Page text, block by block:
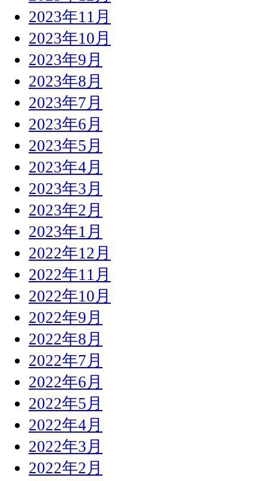
2023年11月
2023年10月
2023年9月
2023年8月
2023年7月
2023年6月
2023年5月
2023年4月
2023年3月
2023年2月
2023年1月
2022年12月
2022年11月
2022年10月
2022年9月
2022年8月
2022年7月
2022年6月
2022年5月
2022年4月
2022年3月
2022年2月